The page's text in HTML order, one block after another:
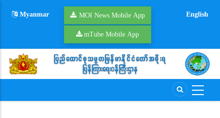
Myanmar MOI News Mobile App
mTube Mobile App
English